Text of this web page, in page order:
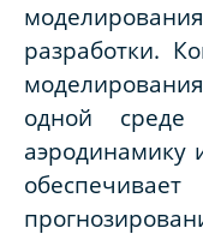
разработки.
одной среде
аэродинамику